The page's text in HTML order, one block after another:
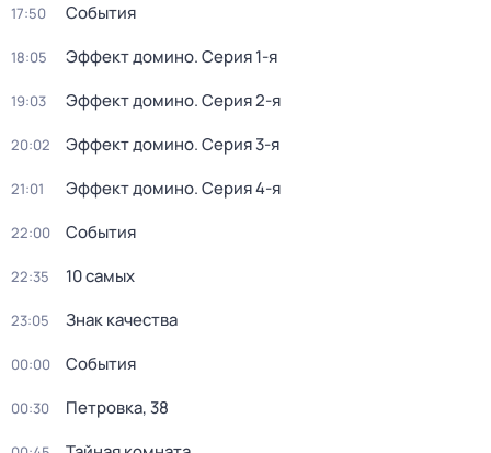
17:50 События
18:05 Эффект домино. Серия 1-я
19:03 Эффект домино. Серия 2-я
20:02 Эффект домино. Серия 3-я
21:01 Эффект домино. Серия 4-я
22:00 События
22:35 10 самых
23:05 Знак качества
00:00 События
00:30 Петровка, 38